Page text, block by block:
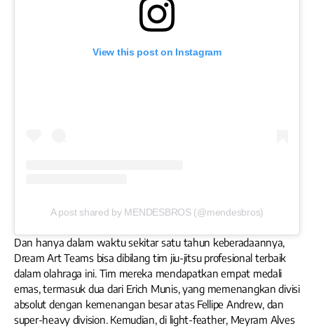
View this post on Instagram
A post shared by MENDESBROS (@mendesbros)
Dan hanya dalam waktu sekitar satu tahun keberadaannya,
Dream Art Teams bisa dibilang tim jiu-jitsu profesional terbaik
dalam olahraga ini. Tim mereka mendapatkan empat medali
emas, termasuk dua dari Erich Munis, yang memenangkan divisi
absolut dengan kemenangan besar atas Fellipe Andrew, dan
super-heavy division. Kemudian, di light-feather, Meyram Alves